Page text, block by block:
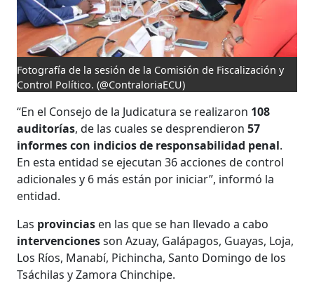
Fotografía de la sesión de la Comisión de Fiscalización y
Control Político. (@ContraloriaECU)
“En el Consejo de la Judicatura se realizaron 108
auditorías, de las cuales se desprendieron57
informes con indicios de responsabilidad penal.
En esta entidad se ejecutan 36 acciones de control
adicionales y 6 más están por iniciar”, informó la
entidad.
Las provincias en las que se han llevado a cabo
intervencionesson Azuay, Galápagos, Guayas, Loja,
Los Ríos, Manabí, Pichincha, Santo Domingo de los
Tsáchilas y Zamora Chinchipe.